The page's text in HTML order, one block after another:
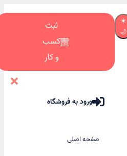
☀️
🌙
ثبت
کسب
و کار
ورود به فروشگاه
صفحه اصلی